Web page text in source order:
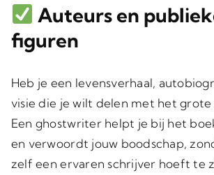
Auteurs en
figuren
Heb je een levensverhaal,
visie die je wilt delen met het grote
Een ghostwriter helpt je bij het
en verwoordt jouw boodschap,
zelf een ervaren schrijver hoeft te